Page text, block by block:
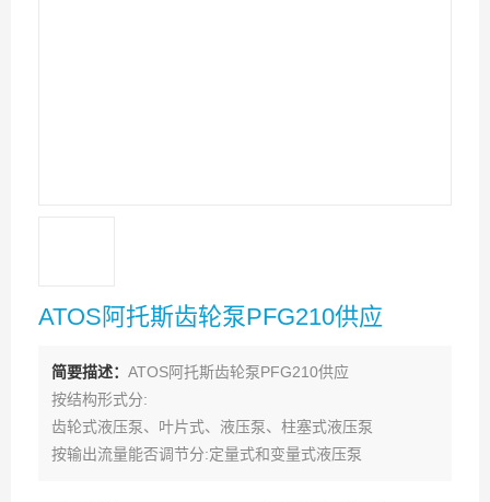
ATOS阿托斯齿轮泵PFG210供应
简要描述： ATOS阿托斯齿轮泵PFG210供应
按结构形式分:
齿轮式液压泵、叶片式、液压泵、柱塞式液压泵
按输出流量能否调节分:定量式和变量式液压泵